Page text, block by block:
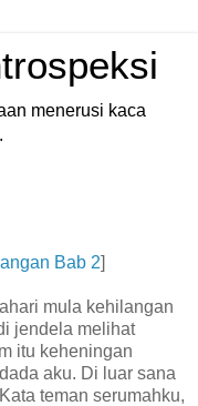
menerusi kaca
Bab 2]
mula kehilangan
jendela melihat
itu keheningan
aku. Di luar sana
teman serumahku,